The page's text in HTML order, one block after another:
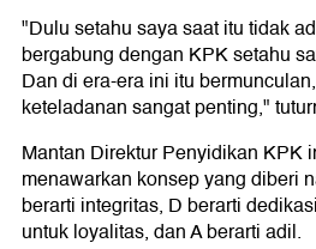
"Dulu setahu saya saat itu tidak
bergabung dengan KPK setahu
Dan di era-era ini itu
keteladanan sangat penting,"
Mantan Direktur Penyidikan KPK
menawarkan konsep yang diberi
berarti integritas, D berarti
untuk loyalitas, dan A berarti adil.